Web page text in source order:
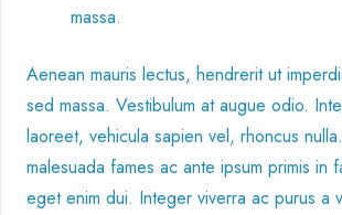
massa.
Aenean mauris lectus, hendrerit ut
sed massa. Vestibulum at augue odio.
laoreet, vehicula sapien vel, rhoncus
malesuada fames ac ante ipsum primis in
eget enim dui. Integer viverra ac purus a